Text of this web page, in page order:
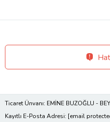
Ticaret Ünvanı: EMİNE BUZOĞLU -
Kayıtlı E-Posta Adresi: [email